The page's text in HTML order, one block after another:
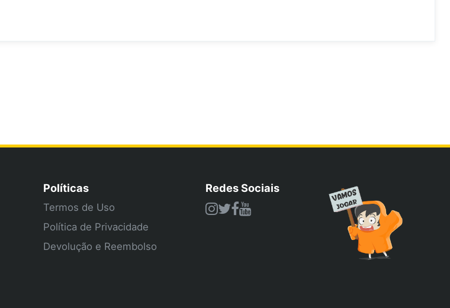
Políticas
Termos de Uso
Política de Privacidade
Devolução e Reembolso
Redes Sociais